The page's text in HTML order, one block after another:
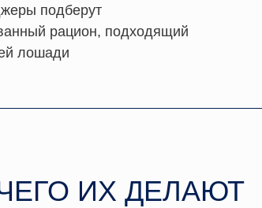
подберут
рацион, подходящий
лошади
ИХ ДЕЛАЮТ